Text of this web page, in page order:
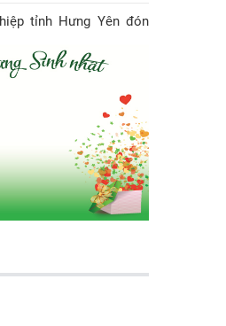
tỉnh Hưng Yên đón
hạng Nhì
thúc đẩy doanh nghiệp
tịch Hiệp hội Doanh
tỉnh Hưng Yên: Cập
mới và phòng ngừa rủi